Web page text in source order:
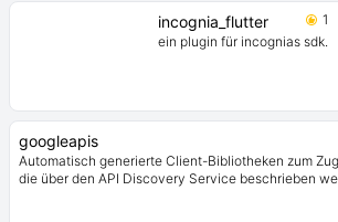
incognia_flutter
1
ein plugin für incognias sdk.
googleapis
Automatisch generierte Client-Bibliotheken zum
die über den API Discovery Service beschrieben